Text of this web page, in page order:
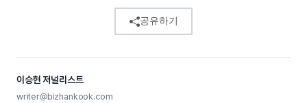
공유하기
이승현 저널리스트
writer@bizhankook.com